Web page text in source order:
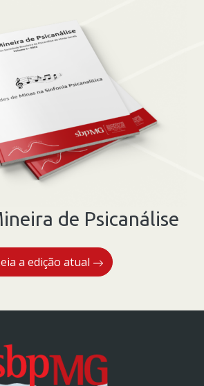
de Psicanálise
a edição atual